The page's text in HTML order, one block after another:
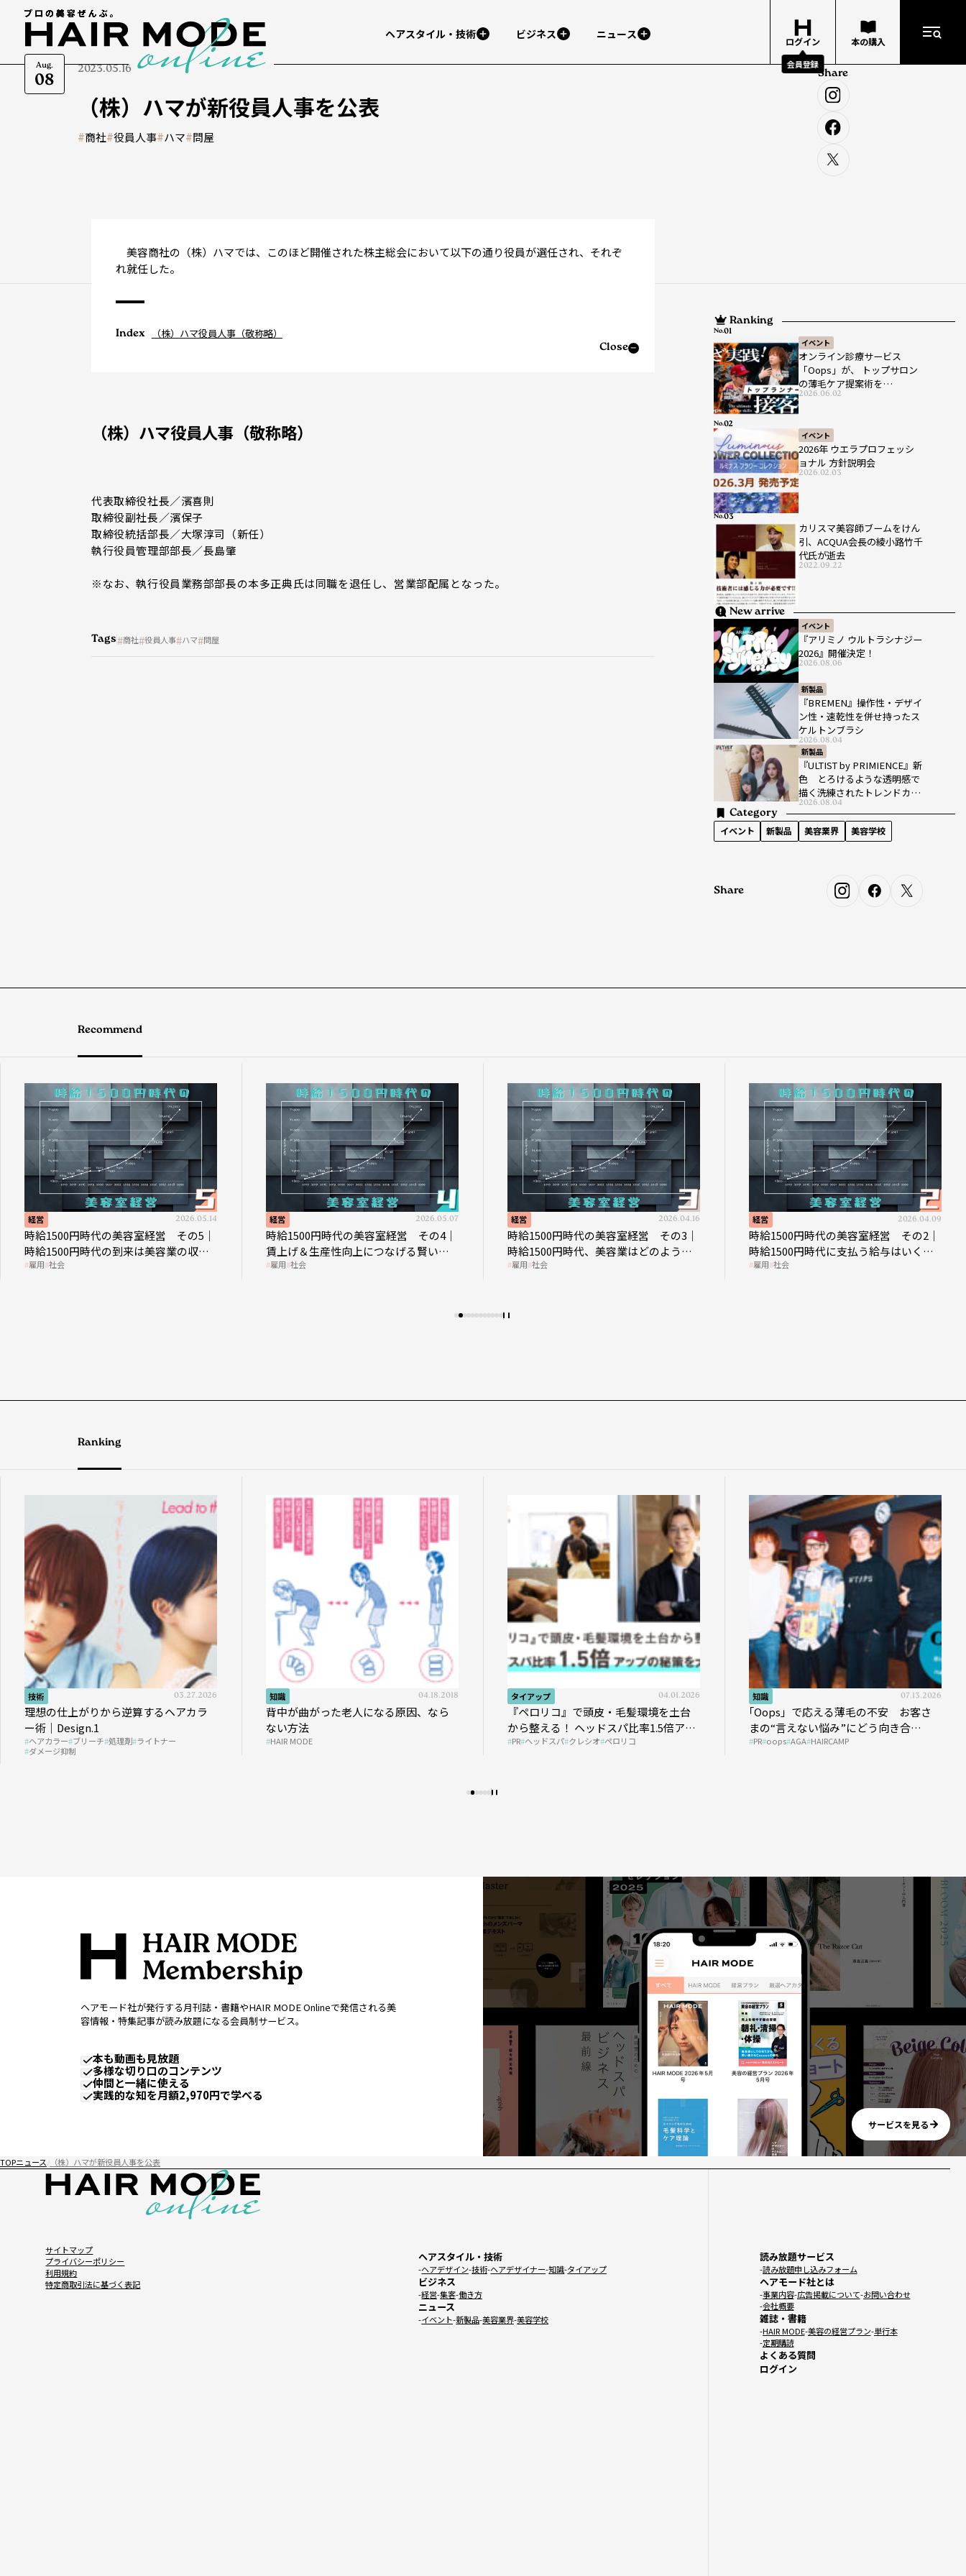
Aug.
08
ヘアスタイル・技術 ビジネス ニュース
ログイン
会員登録
本の購入
2023.05.16
（株）ハマが新役員人事を公表
#商社#役員人事#ハマ#問屋
Share
美容商社の（株）ハマでは、このほど開催された株主総会において以下の通り役員が選任され、それぞ
れ就任した。
Index
Close
（株）ハマ役員人事（敬称略）
（株）ハマ役員人事（敬称略）
代表取締役社長／濱喜則
取締役副社長／濱保子
取締役統括部長／大塚淳司（新任）
執行役員管理部部長／長島肇
※なお、執行役員業務部部長の本多正典氏は同職を退任し、営業部配属となった。
Tags 商社 役員人事 ハマ 問屋
Ranking
イベント
オンライン診療サービス
「Oops」が、 トップサロン
の薄毛ケア提案術を
HAIRCAMPで公開！
2026.06.02
No.
イベント
2026年 ウエラプロフェッシ
ョナル 方針説明会
2026.02.03
No.
カリスマ美容師ブームをけん
引、ACQUA会長の綾小路竹千
代氏が逝去
2022.09.22
No.
New arrive
イベント
『アリミノ ウルトラシナジー
2026』開催決定！
2026.08.06
新製品
『BREMEN』操作性・デザイ
ン性・速乾性を併せ持ったス
ケルトンブラシ
2026.08.04
新製品
『ULTIST by PRIMIENCE』新
色 とろけるような透明感で
描く洗練されたトレンドカラ
ー
2026.08.04
Category
イベント 新製品 美容業界 美容学校
Share
Recommend
経営 2026.05.14
時給1500円時代の美容室経営 その5｜
時給1500円時代の到来は美容業の収益
構造を見直す契機
雇用 社会
経営 2026.05.07
時給1500円時代の美容室経営 その4｜
賃上げ＆生産性向上につなげる賢い助
成金活用
雇用 社会
経営 2026.04.16
時給1500円時代の美容室経営 その3｜
時給1500円時代、美容業はどのような
影響を受けるのか？
雇用 社会
経営 2026.04.09
時給1500円時代の美容室経営 その2｜
時給1500円時代に支払う給与はいくら
なのか
雇用 社会
Ranking
技術 03.27.2026
理想の仕上がりから逆算するヘアカラ
ー術｜Design.1
ヘアカラー ブリーチ 処理剤 ライトナー
ダメージ抑制
知識 04.18.2018
背中が曲がった老人になる原因、なら
ない方法
HAIR MODE
タイアップ 04.01.2026
『ペロリコ』で頭皮・毛髪環境を土台
から整える！ ヘッドスパ比率1.5倍アッ
プの秘策を大公開
PR ヘッドスパ クレシオ ペロリコ
知識 07.13.2026
｢Oops」で応える薄毛の不安 お客さ
まの“言えない悩み”にどう向き合
う？ ＃01
PR oops AGA HAIRCAMP
ヘアモード社が発行する月刊誌・書籍やHAIR MODE Onlineで発信される美
容情報・特集記事が読み放題になる会員制サービス。
本も動画も見放題
多様な切り口のコンテンツ
仲間と一緒に使える
実践的な知を月額2,970円で学べる
サービスを見る
TOPニュース （株）ハマが新役員人事を公表
サイトマップ
プライバシーポリシー
利用規約
特定商取引法に基づく表記
ヘアスタイル・技術
ヘアデザイン 技術 ヘアデザイナー 知識 タイアップ
ビジネス
経営 集客 働き方
ニュース
イベント 新製品 美容業界 美容学校
読み放題サービス
読み放題申し込みフォーム
ヘアモード社とは
事業内容 広告掲載について お問い合わせ
会社概要
雑誌・書籍
HAIR MODE 美容の経営プラン 単行本
定期購読
よくある質問
ログイン